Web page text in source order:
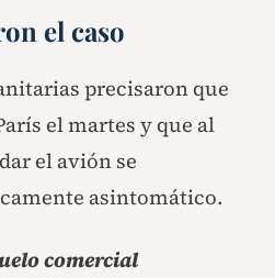
el caso
precisaron que
el martes y que al
el avión se
asintomático.
comercial